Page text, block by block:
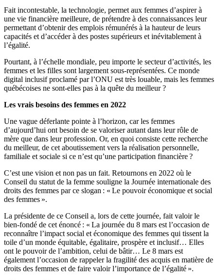
Fait incontestable, la technologie, permet aux femmes d’aspirer à
une vie financière meilleure, de prétendre à des connaissances leur
permettant d’obtenir des emplois rémunérés à la hauteur de leurs
capacités et d’accéder à des postes supérieurs et inévitablement à
l’égalité.
Pourtant, à l’échelle mondiale, peu importe le secteur d’activités, les
femmes et les filles sont largement sous-représentées. Ce monde
digital inclusif proclamé par l’ONU est très louable, mais les femmes
québécoises ne sont-elles pas à la quête du meilleur ?
Les vrais besoins des femmes en 2022
Une vague déferlante pointe à l’horizon, car les femmes
d’aujourd’hui ont besoin de se valoriser autant dans leur rôle de
mère que dans leur profession. Or, en quoi consiste cette recherche
du meilleur, de cet aboutissement vers la réalisation personnelle,
familiale et sociale si ce n’est qu’une participation financière ?
C’est une vision et non pas un fait. Retournons en 2022 où le
Conseil du statut de la femme souligne la Journée internationale des
droits des femmes par ce slogan : « Le pouvoir économique et social
des femmes ».
La présidente de ce Conseil a, lors de cette journée, fait valoir le
bien-fondé de cet énoncé : « La journée du 8 mars est l’occasion de
reconnaître l’impact social et économique des femmes qui tissent la
toile d’un monde équitable, égalitaire, prospère et inclusif… Elles
ont le pouvoir de l’ambition, celui de bâtir… Le 8 mars est
également l’occasion de rappeler la fragilité des acquis en matière de
droits des femmes et de faire valoir l’importance de l’égalité ».